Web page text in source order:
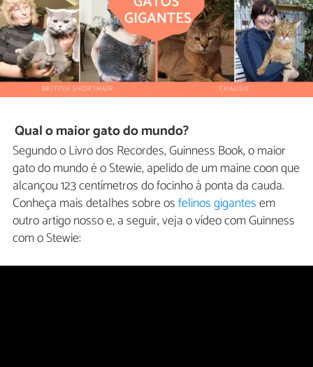
Qual o maior gato do mundo?
Segundo o Livro dos Recordes, Guinness Book, o maior
gato do mundo é o Stewie, apelido de um maine coon que
alcançou 123 centímetros do focinho à ponta da cauda.
Conheça mais detalhes sobre osfelinos gigantesem
outro artigo nosso e, a seguir, veja o vídeo com Guinness
com o Stewie: